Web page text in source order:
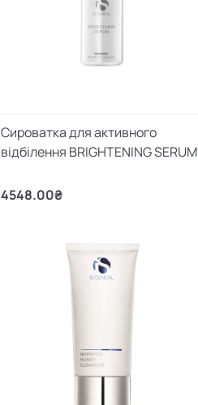
Сироватка для активного
відбілення BRIGHTENING SERUM
4548.00₴